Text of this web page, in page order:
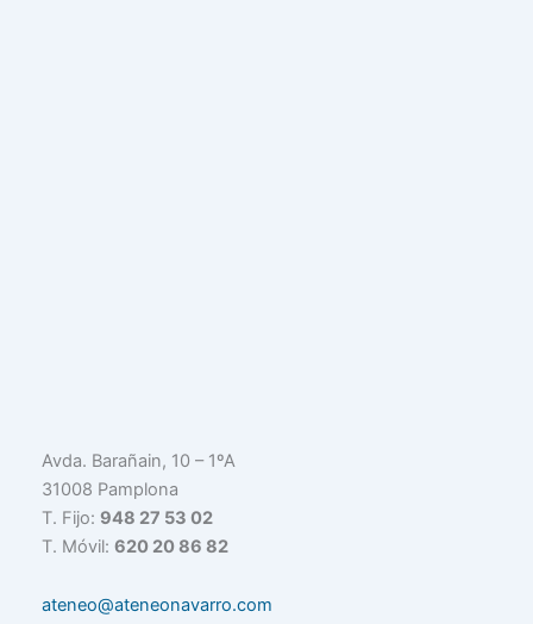
Avda. Barañain, 10 – 1ºA
31008 Pamplona
T. Fijo: 948 27 53 02
T. Móvil: 620 20 86 82
ateneo@ateneonavarro.com